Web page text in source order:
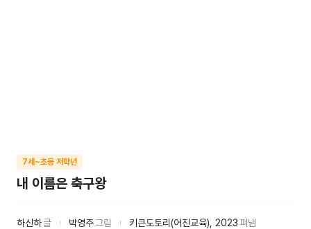
7세~초등 저학년
내 이름은 축구왕
하신하글 박영주그림 키큰도토리(어진교육) 2023펴냄